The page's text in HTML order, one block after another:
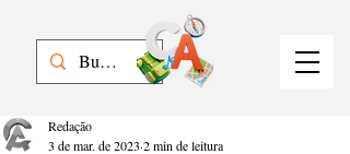
Redação
3 de mar. de 2023 2 min de leitura